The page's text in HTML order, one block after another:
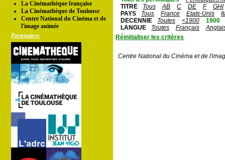
La Cinémathèque française
La Cinémathèque de Toulouse
Centre National du Cinéma et de
l'image animée
Partenaires
TITRE
Tous AB C DE F
GHI
PAYS
Tous France Etats-Unis
DECENNIE
Toutes <1900
1900
LANGUE
Toutes Français
Réinitialiser les critères
Centre National du Cinéma et de